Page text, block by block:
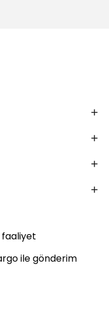
faaliyet
ile gönderim